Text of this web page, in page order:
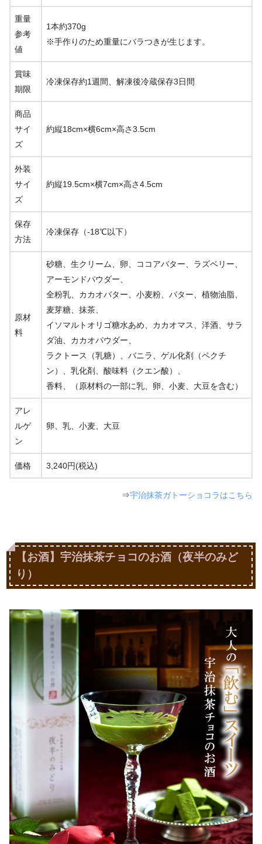
重量
参考
値
1本約370g
※手作りのため重量にバラつきが生じます。
賞味
期限
冷凍保存約1週間、解凍後冷蔵保存3日間
商品
サイ
ズ
約縦18cm×横6cm×高さ3.5cm
外装
サイ
ズ
約縦19.5cm×横7cm×高さ4.5cm
保存
方法
冷凍保存（-18℃以下）
原材
料
砂糖、生クリーム、卵、ココアバター、ラズベリー、
アーモンドパウダー、
全粉乳、カカオバター、小麦粉、バター、植物油脂、
麦芽糖、抹茶、
イソマルトオリゴ糖水あめ、カカオマス、洋酒、サラ
ダ油、カカオパウダー、
ラクトース（乳糖）、バニラ、ゲル化剤（ペクチ
ン）、乳化剤、酸味料（クエン酸）、
香料、（原材料の一部に乳、卵、小麦、大豆を含む）
アレ
ルゲ
ン
卵、乳、小麦、大豆
価格 3,240円(税込)
⇒宇治抹茶ガトーショコラはこちら
【お酒】宇治抹茶チョコのお酒（夜半のみど
り）